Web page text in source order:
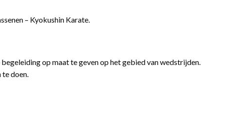
– Kyokushin Karate.
op maat te geven op het gebied van wedstrijden.
doen.